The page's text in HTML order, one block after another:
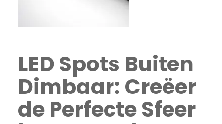
LED Spots Buiten
Dimbaar: Creëer
de Perfecte Sfeer